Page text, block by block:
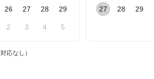
26 27 28 29
2 3 4 5
27 28 29
応なし）